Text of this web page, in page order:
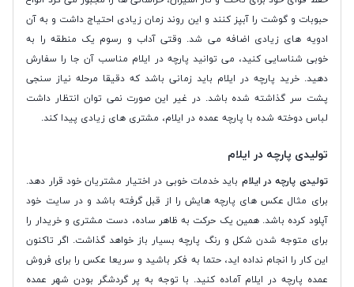
حبوبات و گوشت را آبپز کنند و این روند زمان زیادی احتیاج داشت و به آن
ادویه های زیادی اضافه می شد. وقتی آداب و رسوم یک منطقه را به
خوبی شناسایی کنید، می توانید پارچه در ایلام مناسب آن جا را سفارش
دهید. خرید پارچه در ایلام باید زمانی باشد که دقیقا مرحله نیاز سنجی
پشت سر گذاشته شده باشد. در غیر این صورت نمی توان انتظار داشت
لباس دوخته شده با پارچه عمده در ایلام، مشتری های زیادی پیدا کند.
تولیدی پارچه در ایلام
تولیدی پارچه در ایلام باید خدمات خوبی در اختیار مشتریان خود قرار دهد.
برای مثال عکس های پارچه هایش را از قبل گرفته باشد و در سایت خود
آپلود کرده باشد. همین یک حرکت به ظاهر ساده، دست مشتری و خریدار را
برای متوجه شدن شکل و رنگ پارچه بسیار باز خواهد گذاشت. اگر تاکنون
این کار را انجام نداده اید، حتما به فکر باشید و سریعا عکس را برای فروش
عمده پارچه در ایلام آماده کنید. با توجه به پر گردشگر بودن شهر عمده